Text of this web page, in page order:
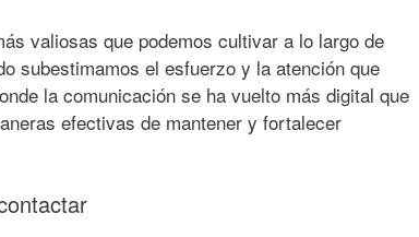
valiosas que podemos cultivar a lo largo de
subestimamos el esfuerzo y la atención que
la comunicación se ha vuelto más digital que
efectivas de mantener y fortalecer